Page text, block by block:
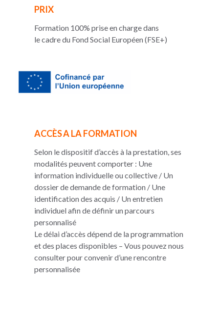
PRIX
Formation 100% prise en charge dans
le cadre du Fond Social Européen (FSE+)
ACCÈS A LA FORMATION
Selon le dispositif d’accès à la prestation, ses
modalités peuvent comporter : Une
information individuelle ou collective / Un
dossier de demande de formation / Une
identification des acquis / Un entretien
individuel afin de définir un parcours
personnalisé
Le délai d’accès dépend de la programmation
et des places disponibles – Vous pouvez nous
consulter pour convenir d’une rencontre
personnalisée